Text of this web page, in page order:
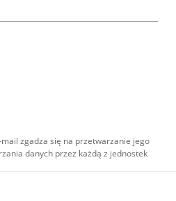
zgadza się na przetwarzanie jego
danych przez każdą z jednostek